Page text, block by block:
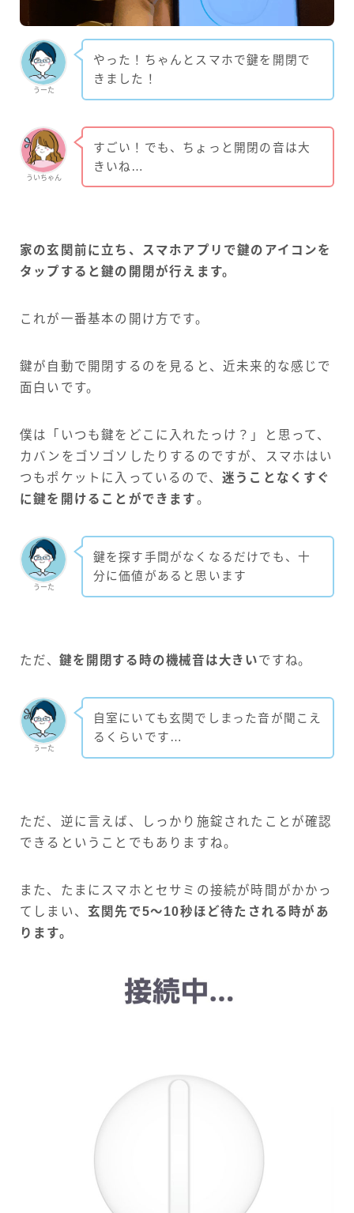
うーた
やった！ちゃんとスマホで鍵を開閉で
きました！
ういちゃん
すごい！でも、ちょっと開閉の音は大
きいね…
家の玄関前に立ち、スマホアプリで鍵のアイコンを
タップすると鍵の開閉が行えます。
これが一番基本の開け方です。
鍵が自動で開閉するのを見ると、近未来的な感じで
面白いです。
僕は「いつも鍵をどこに入れたっけ？」と思って、
カバンをゴソゴソしたりするのですが、スマホはい
つもポケットに入っているので、 迷うことなくすぐ
に鍵を開けることができます。
うーた
鍵を探す手間がなくなるだけでも、十
分に価値があると思います
ただ、鍵を開閉する時の機械音は大きいですね。
うーた
自室にいても玄関でしまった音が聞こえ
るくらいです…
ただ、逆に言えば、しっかり施錠されたことが確認
できるということでもありますね。
また、たまにスマホとセサミの接続が時間がかかっ
てしまい、 玄関先で5〜10秒ほど待たされる時があ
ります。